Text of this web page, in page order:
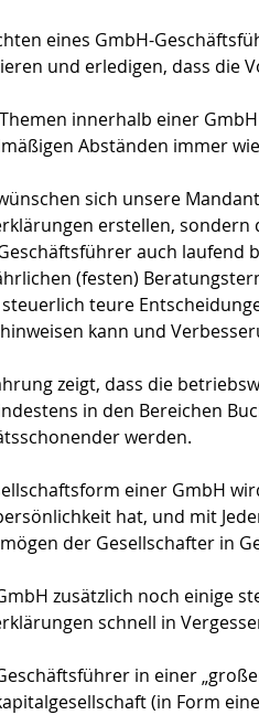
eines GmbH-
und erledigen, dass die
innerhalb einer
Abständen immer
sich unsere
erstellen,
auch laufend
(festen)
teure
kann und
zeigt, dass die
in den Bereichen
werden.
einer GmbH
hat, und mit
der Gesellschafter in
zusätzlich noch einige
schnell in
in einer
(in Form